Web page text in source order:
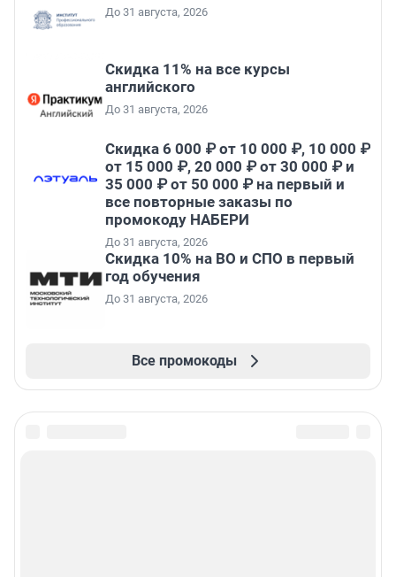
До 31 августа, 2026
Скидка 11% на все курсы
английского
До 31 августа, 2026
Скидка 6 000 ₽ от 10 000 ₽, 10 000 ₽
от 15 000 ₽, 20 000 ₽ от 30 000 ₽ и
35 000 ₽ от 50 000 ₽ на первый и
все повторные заказы по
промокоду НАБЕРИ
До 31 августа, 2026
Скидка 10% на ВО и СПО в первый
год обучения
До 31 августа, 2026
Все промокоды